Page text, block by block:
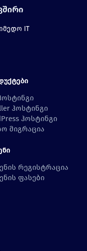
IT
ჰოსტინგი
ჰოსტინგი
მიგრაცია
რეგისტრაცია
ფასები